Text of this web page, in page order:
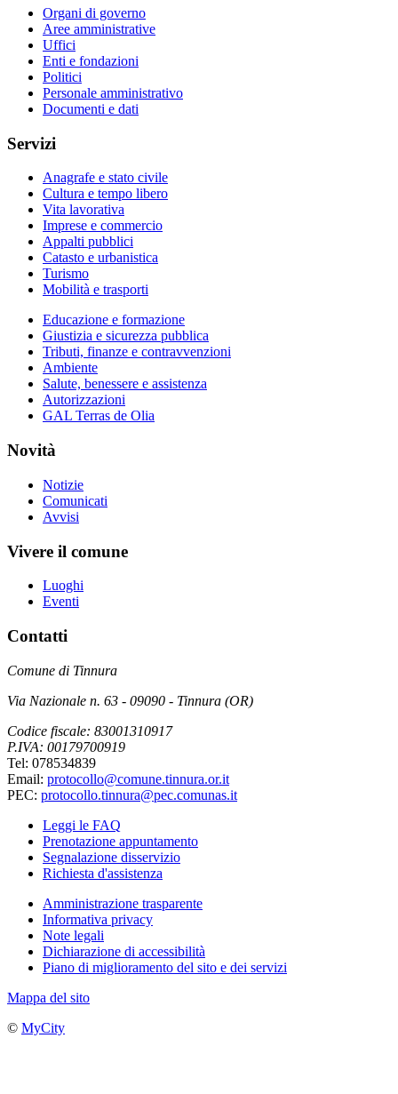
Organi di governo
Aree amministrative
Uffici
Enti e fondazioni
Politici
Personale amministrativo
Documenti e dati
Servizi
Anagrafe e stato civile
Cultura e tempo libero
Vita lavorativa
Imprese e commercio
Appalti pubblici
Catasto e urbanistica
Turismo
Mobilità e trasporti
Educazione e formazione
Giustizia e sicurezza pubblica
Tributi, finanze e contravvenzioni
Ambiente
Salute, benessere e assistenza
Autorizzazioni
GAL Terras de Olia
Novità
Notizie
Comunicati
Avvisi
Vivere il comune
Luoghi
Eventi
Contatti
Comune di Tinnura
Via Nazionale n. 63 - 09090 - Tinnura (OR)
Codice fiscale: 83001310917
P.IVA: 00179700919
Tel: 078534839
Email: protocollo@comune.tinnura.or.it
PEC: protocollo.tinnura@pec.comunas.it
Leggi le FAQ
Prenotazione appuntamento
Segnalazione disservizio
Richiesta d'assistenza
Amministrazione trasparente
Informativa privacy
Note legali
Dichiarazione di accessibilità
Piano di miglioramento del sito e dei servizi
Mappa del sito
© MyCity